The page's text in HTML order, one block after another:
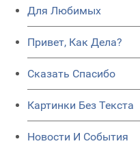
Для Любимых
Привет, Как Дела?
Сказать Спасибо
Картинки Без Текста
Новости И События